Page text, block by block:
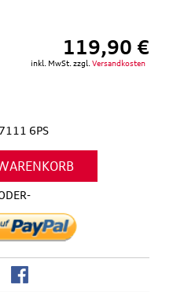
119,90 €
inkl. MwSt. zzgl. Versandkosten
6PS